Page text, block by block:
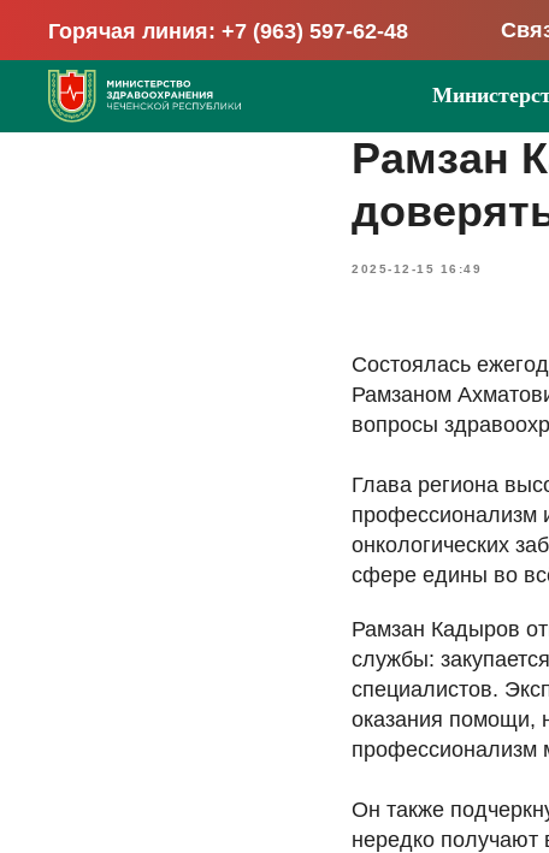
Горячая линия: +7 (963) 597-62-48
Рамзан
2025-12-15 16:49
Состоялась
Рамзаном
вопросы
Глава региона
профессионализм
онкологических
сфере едины во
Рамзан Кадыров
службы:
специалистов.
оказания помощи,
профессионализм
Он также
нередко получают